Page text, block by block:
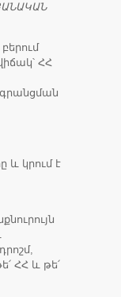
ՀՀ
և կրում է
ՀՀ և թե՛